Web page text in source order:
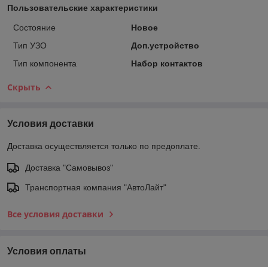
Пользовательские характеристики
Состояние
Новое
Тип УЗО
Доп.устройство
Тип компонента
Набор контактов
Скрыть
Условия доставки
Доставка осуществляется только по предоплате.
Доставка "Самовывоз"
Транспортная компания "АвтоЛайт"
Все условия доставки
Условия оплаты